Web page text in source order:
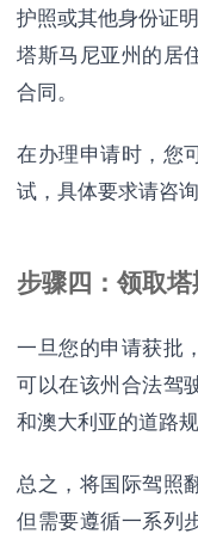
护照或其他身份证明
塔斯马尼亚州的居
合同。
在办理申请时，您
试，具体要求请咨
步骤四：领取
一旦您的申请获批
可以在该州合法驾
和澳大利亚的道路
总之，将国际驾照
但需要遵循一系列